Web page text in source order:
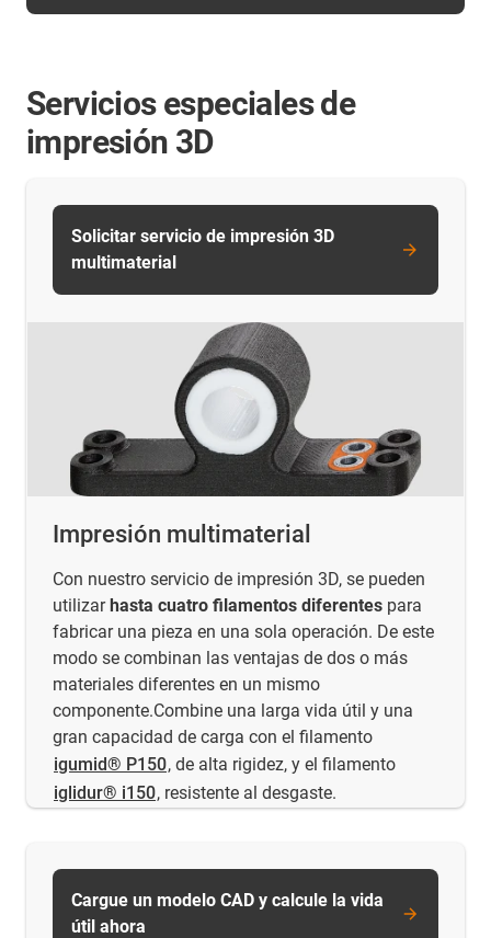
Servicios especiales de
impresión 3D
Impresión multimaterial
Con nuestro servicio de impresión 3D, se pueden
utilizarhasta cuatro filamentos diferentes para
fabricar una pieza en una sola operación. De este
modo se combinan las ventajas de dos o más
materiales diferentes en un mismo
componente.Combine una larga vida útil y una
gran capacidad de carga con el filamento
igumid® P150, de alta rigidez, y el filamento
iglidur® i150, resistente al desgaste.
Solicitar servicio de impresión 3D
multimaterial
Cargue un modelo CAD y calcule la vida
útil ahora